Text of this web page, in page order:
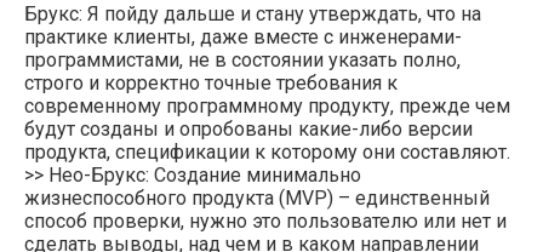
Брукс: Я пойду дальше и стану утверждать, что на
практике клиенты, даже вместе с инженерами-
программистами, не в состоянии указать полно,
строго и корректно точные требования к
современному программному продукту, прежде чем
будут созданы и опробованы какие-либо версии
продукта, спецификации к которому они составляют.
>> Нео-Брукс: Создание минимально
жизнеспособного продукта (MVP) – единственный
способ проверки, нужно это пользователю или нет и
сделать выводы, над чем и в каком направлении